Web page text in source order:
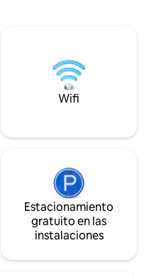
de tenis,
1
cómo pasan los
tiene todo, y algo
Wifi
Estacionamiento
gratuito en las
instalaciones